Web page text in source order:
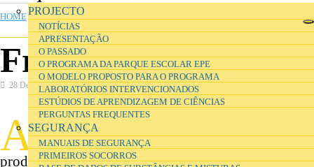
PROJECTO
NOTÍCIAS
APRESENTAÇÃO
O PASSADO
O PROGRAMA DA PARQUE ESCOLAR EPE
O MODELO PROPOSTO PARA O PROGRAMA
LABORATÓRIOS INTERVENCIONADOS
ESTÚDIOS DE APRENDIZAGEM DE CIÊNCIAS
PERGUNTAS FREQUENTES
SEGURANÇA
MANUAIS DE SEGURANÇA
PRIMEIROS SOCORROS
YOU ARE HERE
HOME»SEGURANÇA
Frases H e P
28 December 2016 Segurança
A s fichas de dados de segurança contêm
informações sobre a forma de manusear os
produtos químicos em segurança e como proteger-se